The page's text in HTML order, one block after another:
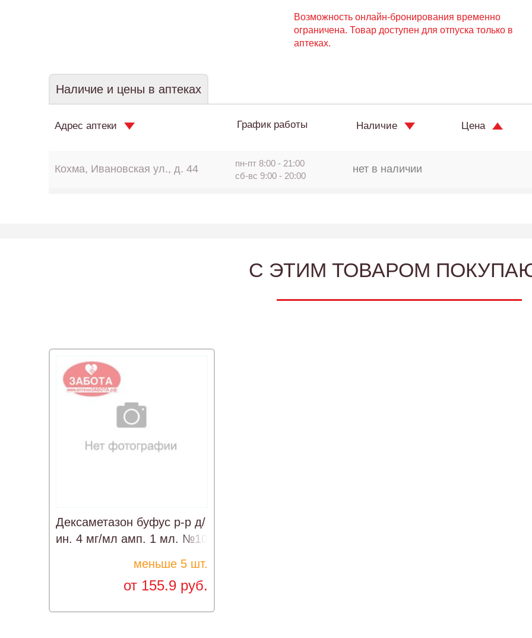
Возможность онлайн-бронирования временно
ограничена. Товар доступен для отпуска только в
аптеках.
Наличие и цены в аптеках
Адрес аптеки График работы Наличие Цена
Кохма, Ивановская ул., д. 44
пн-пт 8:00 - 21:00
сб-вс 9:00 - 20:00
нет в наличии
C ЭТИМ ТОВАРОМ
Дексаметазон буфус р-р д/
ин. 4 мг/мл амп. 1 мл. №10
меньше 5 шт.
от 155.9 руб.